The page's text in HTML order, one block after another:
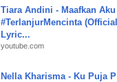
Tiara Andini - Maafkan Aku
#TerlanjurMencinta (Official
Lyric...
youtube.com
Nella Kharisma - Ku Puja P